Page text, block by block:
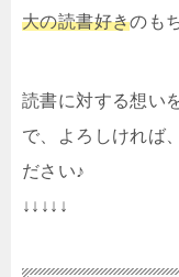
大の読書好きのも
読書に対する想い
で、よろしければ
ださい♪
↓↓↓↓↓